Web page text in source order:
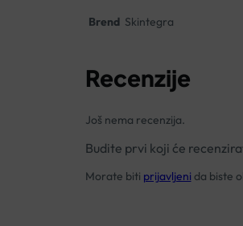
Brend Skintegra
Recenzije
Još nema recenzija.
Budite prvi koji će
Morate biti prijavljeni da biste